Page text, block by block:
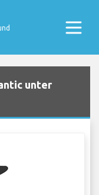
unter